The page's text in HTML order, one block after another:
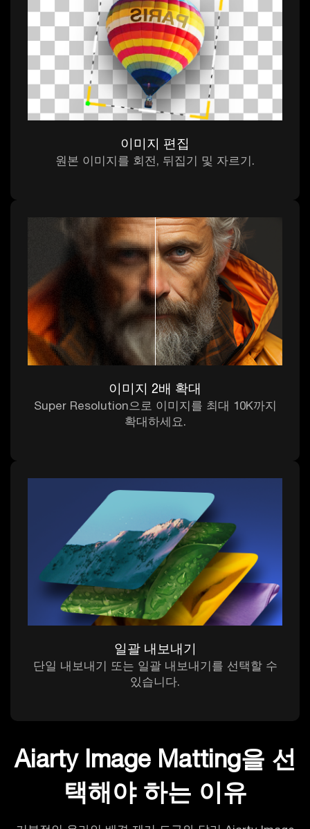
이미지 편집
원본 이미지를 회전, 뒤집기 및 자르기.
이미지 2배 확대
Super Resolution으로 이미지를 최대 10K까지
확대하세요.
일괄 내보내기
단일 내보내기 또는 일괄 내보내기를 선택할 수
있습니다.
Aiarty Image Matting을 선
택해야 하는 이유